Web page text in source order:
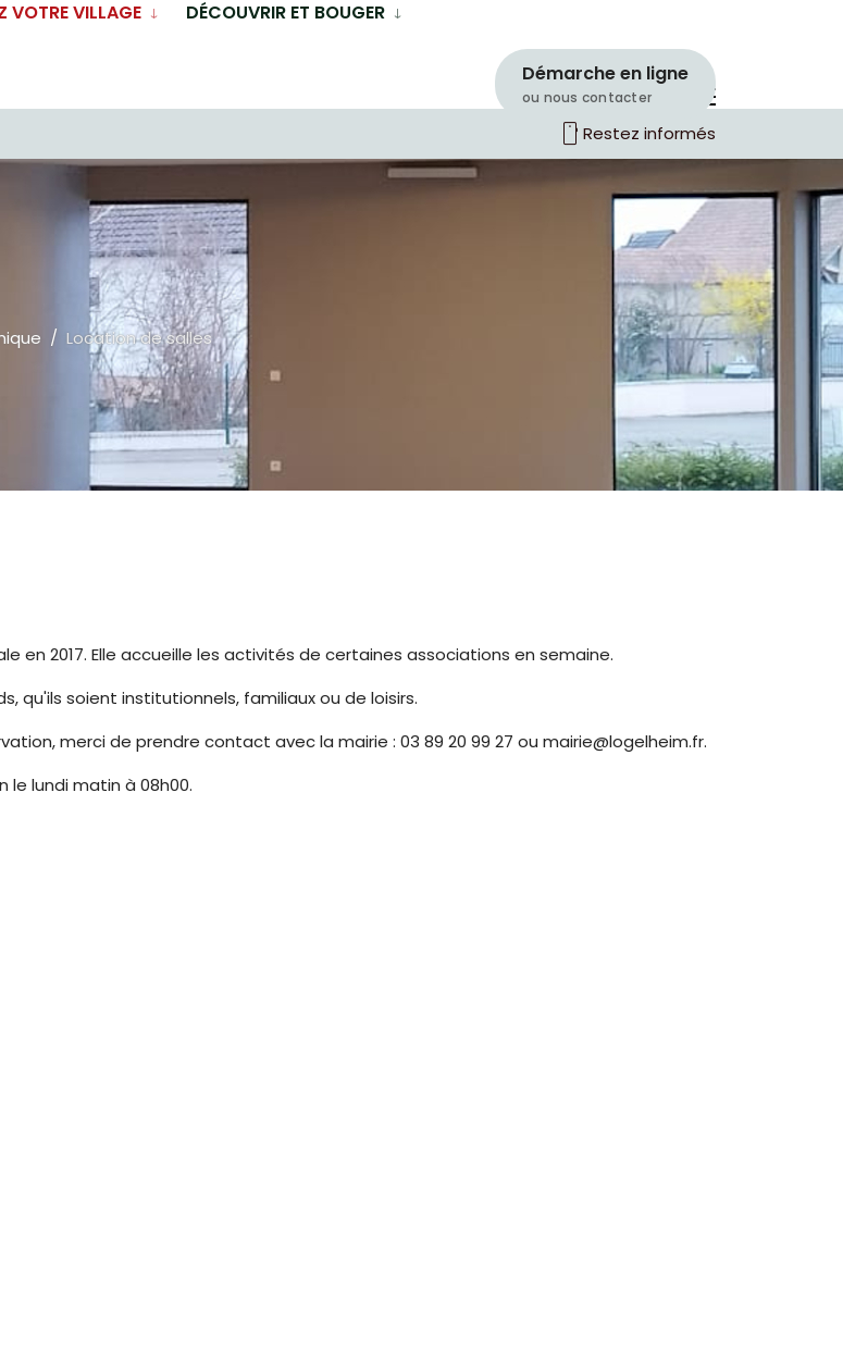
VOTRE VILLAGE DÉCOUVRIR ET BOUGER
Démarche en ligne
ou nous contacter
smartphone Restez informés
Location de salles
2017. Elle accueille les activités de certaines associations en semaine.
qu'ils soient institutionnels, familiaux ou de loisirs.
merci de prendre contact avec la mairie : 03 89 20 99 27 ou mairie@logelheim.fr.
le lundi matin à 08h00.